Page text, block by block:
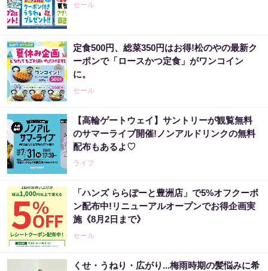
セール
定食500円、総菜350円はお得!松のやの最新ク
ーポンで「ロースかつ定食」がワンコイン
に。
セール
【高輪ゲートウェイ】サントリーが観覧無料
のサマーライブ開催!ノンアルドリンクの無料
配布もあるよ♡
ライフ
「ハンズ ららぽーと豊洲店」で5%オフクーポ
ン配布中!リニューアルオープンでお得企画実
施《8月2日まで》
セール
くせ・うねり・広がり...梅雨時期の髪悩みに希